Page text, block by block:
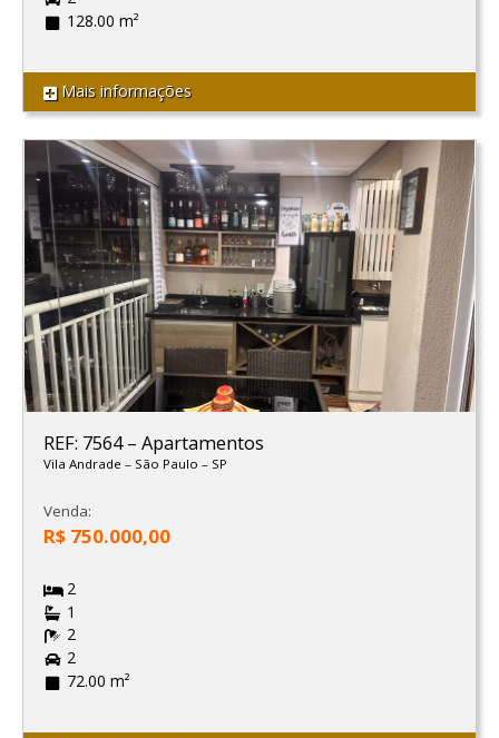
128.00 m²
Mais informações
REF: 7564– Apartamentos
Vila Andrade – São Paulo – SP
Venda:
R$ 750.000,00
2
1
2
2
72.00 m²